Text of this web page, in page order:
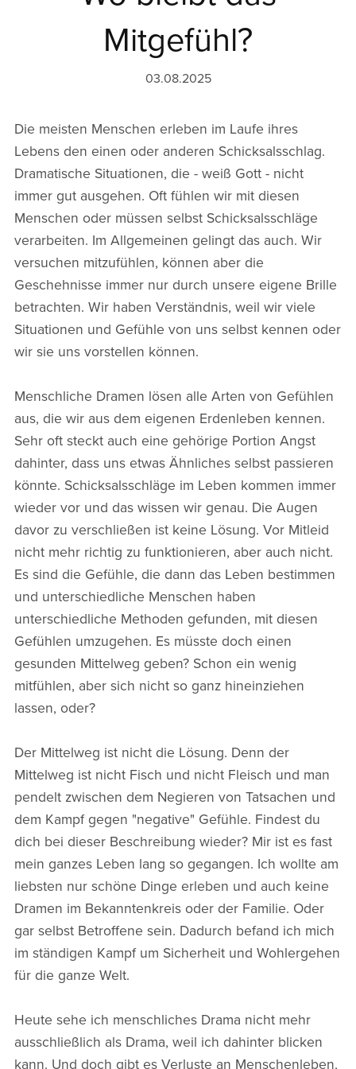
Mitgefühl?
03.08.2025
Die meisten Menschen erleben im Laufe ihres
Lebens den einen oder anderen Schicksalsschlag.
Dramatische Situationen, die - weiß Gott - nicht
immer gut ausgehen. Oft fühlen wir mit diesen
Menschen oder müssen selbst Schicksalsschläge
verarbeiten. Im Allgemeinen gelingt das auch. Wir
versuchen mitzufühlen, können aber die
Geschehnisse immer nur durch unsere eigene Brille
betrachten. Wir haben Verständnis, weil wir viele
Situationen und Gefühle von uns selbst kennen oder
wir sie uns vorstellen können.
Menschliche Dramen lösen alle Arten von Gefühlen
aus, die wir aus dem eigenen Erdenleben kennen.
Sehr oft steckt auch eine gehörige Portion Angst
dahinter, dass uns etwas Ähnliches selbst passieren
könnte. Schicksalsschläge im Leben kommen immer
wieder vor und das wissen wir genau. Die Augen
davor zu verschließen ist keine Lösung. Vor Mitleid
nicht mehr richtig zu funktionieren, aber auch nicht.
Es sind die Gefühle, die dann das Leben bestimmen
und unterschiedliche Menschen haben
unterschiedliche Methoden gefunden, mit diesen
Gefühlen umzugehen. Es müsste doch einen
gesunden Mittelweg geben? Schon ein wenig
mitfühlen, aber sich nicht so ganz hineinziehen
lassen, oder?
Der Mittelweg ist nicht die Lösung. Denn der
Mittelweg ist nicht Fisch und nicht Fleisch und man
pendelt zwischen dem Negieren von Tatsachen und
dem Kampf gegen "negative" Gefühle. Findest du
dich bei dieser Beschreibung wieder? Mir ist es fast
mein ganzes Leben lang so gegangen. Ich wollte am
liebsten nur schöne Dinge erleben und auch keine
Dramen im Bekanntenkreis oder der Familie. Oder
gar selbst Betroffene sein. Dadurch befand ich mich
im ständigen Kampf um Sicherheit und Wohlergehen
für die ganze Welt.
Heute sehe ich menschliches Drama nicht mehr
ausschließlich als Drama, weil ich dahinter blicken
kann. Und doch gibt es Verluste an Menschenleben,